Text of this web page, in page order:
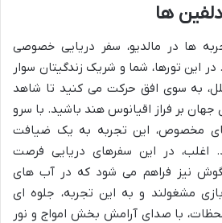
ها
ها در مالدیو، سفر دریایی خصوصی
این تورها، شما و شریک زندگیتان سوار
به سوی افق حرکت می کنید تا شاهد
جهان بر فراز اقیانوس هند باشید. با سرو
مخصوص، این تجربه به یک ضیافت
اغلب، در این سفرهای دریایی فرصت
نیز فراهم می شود که در آب های
مشغولند و به این تجربه، جلوه ای
با صدای آرامش بخش امواج و نور